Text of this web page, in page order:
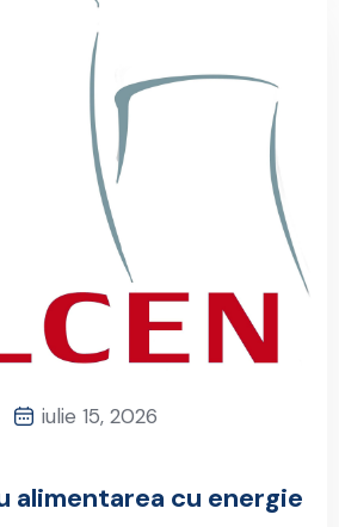
iulie 15, 2026
alimentarea cu energie